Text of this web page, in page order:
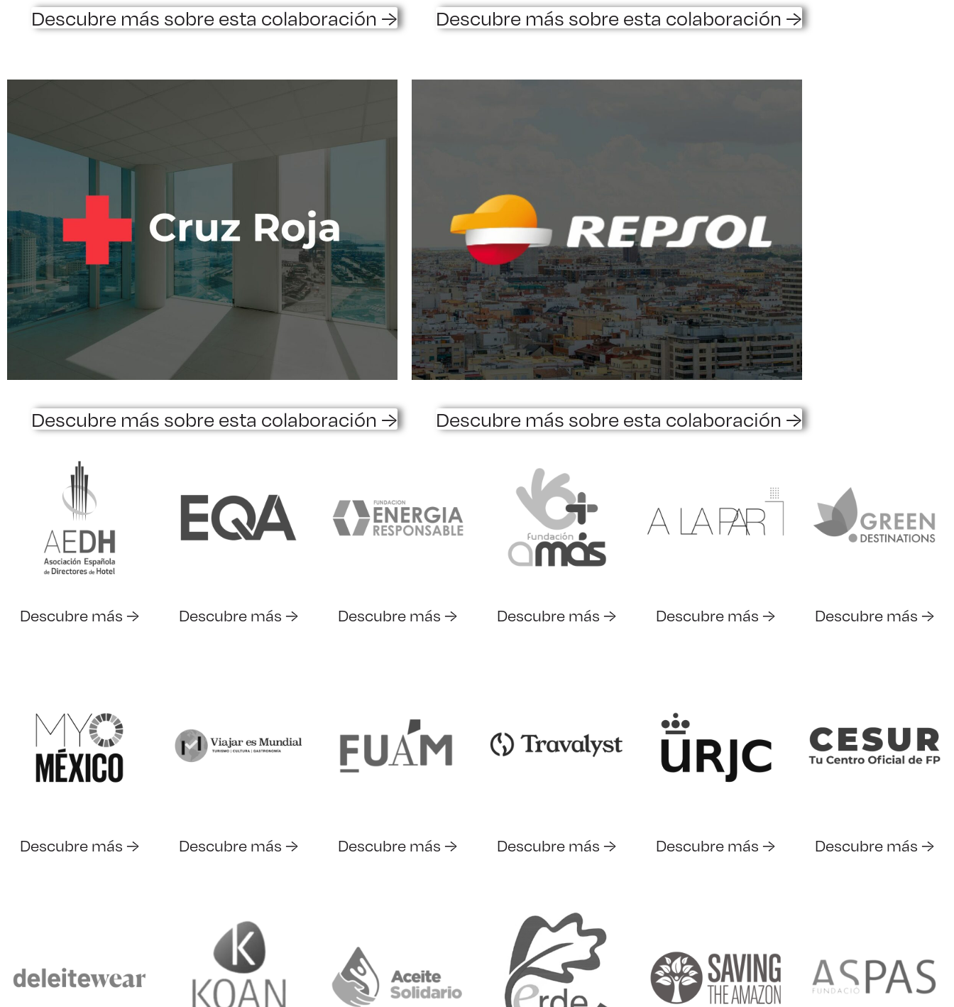
Descubre más sobre esta colaboración → Descubre más sobre esta colaboración →
Descubre más sobre esta colaboración → Descubre más sobre esta colaboración →
Descubre más → Descubre más → Descubre más → Descubre más → Descubre más → Descubre más →
Descubre más → Descubre más → Descubre más → Descubre más → Descubre más → Descubre más →